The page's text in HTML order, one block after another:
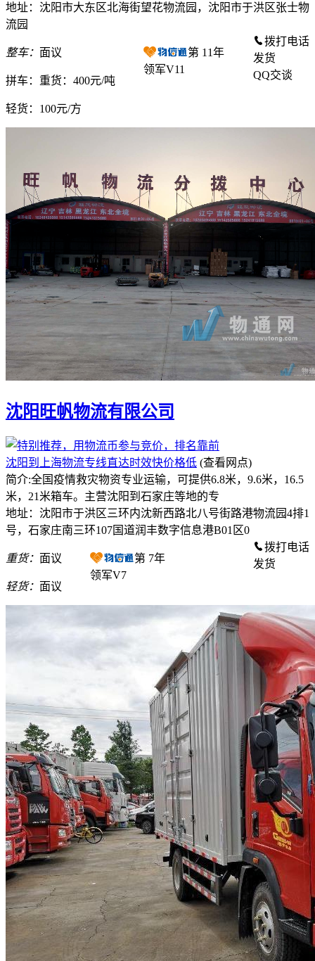
地址：沈阳市大东区北海街望花物流园，沈阳市于洪区张士物
流园
整车： 面议
拼车： 重货：400元/吨
轻货： 100元/方
第 11年
领军V11
拨打电话
发货
QQ交谈
沈阳旺帆物流有限公司
沈阳到上海物流专线直达时效快价格低 (查看网点)
简介:全国疫情救灾物资专业运输，可提供6.8米，9.6米，16.5
米，21米箱车。主营沈阳到石家庄等地的专
地址：沈阳市于洪区三环内沈新西路北八号街路港物流园4排1
号，石家庄南三环107国道润丰数字信息港B01区0
重货： 面议
轻货： 面议
第 7年
领军V7
拨打电话
发货